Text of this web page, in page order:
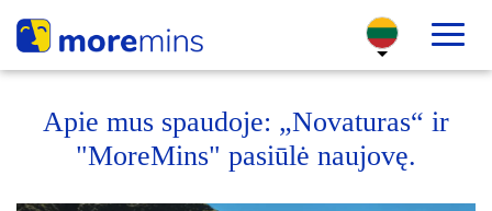
Apie mus spaudoje: „Novaturas“ ir
"MoreMins" pasiūlė naujovę.